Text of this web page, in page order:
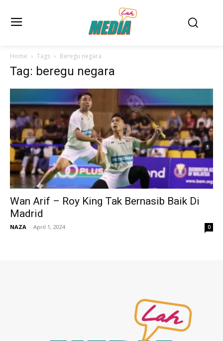
Home Tags Beregu negara
Tag: beregu negara
Wan Arif – Roy King Tak Bernasib Baik Di
Madrid
NAZA - April 1, 2024 0